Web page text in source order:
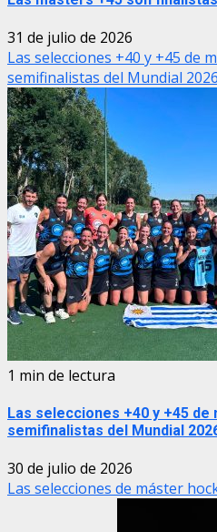
31 de julio de 2026
Las selecciones +40 y +45 de
semifinalistas del Mundial 2026
1 min de lectura
Las selecciones +40 y +45
semifinalistas del Mundial
30 de julio de 2026
Las selecciones de máster